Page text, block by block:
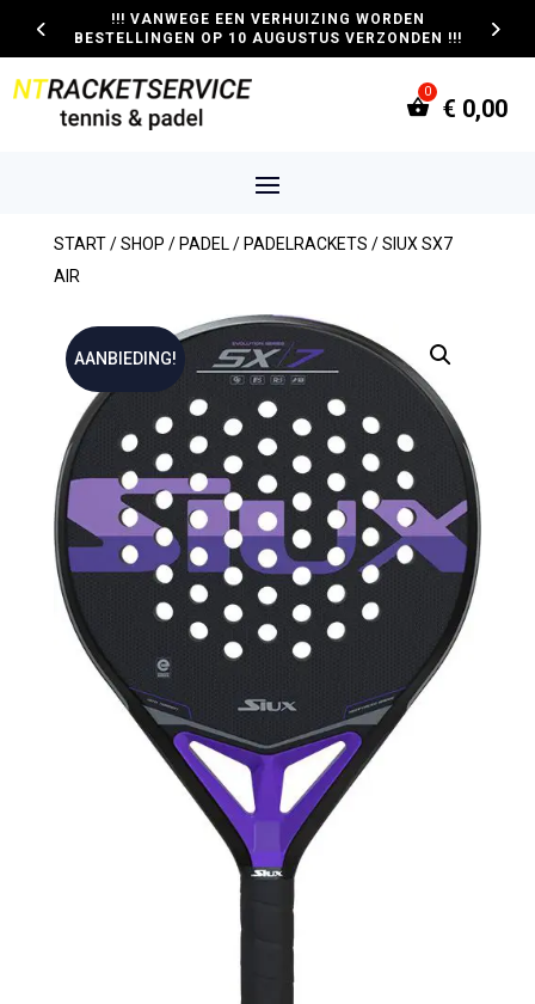
!!! VANWEGE EEN VERHUIZING WORDEN
BESTELLINGEN OP 10 AUGUSTUS VERZONDEN !!!
€ 0,00
START/SHOP / PADEL / PADELRACKETS / SIUX SX7
AIR
AANBIEDING!